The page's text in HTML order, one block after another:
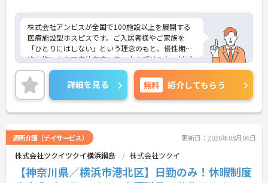
職へ昇格する事例も多数あり、腰を据えて長期的な
キャリア形成が可能です
株式会社アンビスが全国で100施設以上を展開する
医療施設型ホスピスです。ご入居者様やご家族を
「ひとりにはしない」という理念のもと、慢性期や
終末期にあり医療依存度の高い方を受け入れ、地域
医療を支える社会的意義の高い事業を推進していま
す。現場には看護師が24時間常駐しています。急変
時の対応や医療行為は看護師が担当するため、初任
者研修や実務者研修の方も食事介助や入浴介助など
の生活を支えるケアに専念できる環境です。多職種
連携の体制がしっかりと整っています。働き方の面
では、夜勤明けの翌日が原則として公休となるほ
か、月平均の残業時間も5時間から7時間程度とかな
り少なめです。常勤スタッフの比率が90パーセント
を超えているため急な勤務変更が発生しにくく、あ
詳細を見る 無料 紹介してもらう
通所介護（デイサービス） 更新日：2026年08月06日
株式会社ツクイツクイ横浜綱島 株式会社ツクイ
【神奈川県／横浜市港北区】日勤のみ！休暇制度